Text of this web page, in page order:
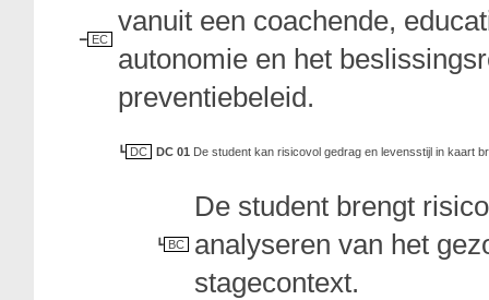
EC
vanuit een coachende,
autonomie en het
preventiebeleid.
DC DC 01 De student kan risicovol gedrag en levensstijl in kaart
BC
De student brengt
analyseren van het
stagecontext.